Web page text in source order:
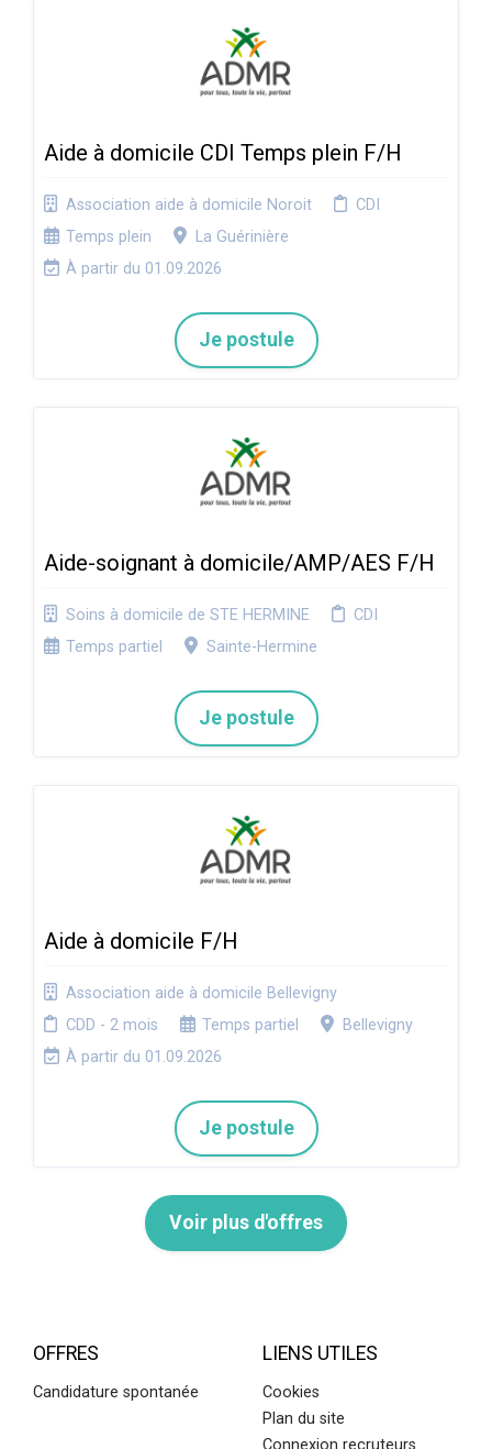
Aide à domicile CDI Temps plein F/H
Association aide à domicile Noroit
CDI
Temps plein
La Guérinière
À partir du 01.09.2026
Je postule
Aide-soignant à domicile/AMP/AES F/H
Soins à domicile de STE HERMINE
CDI
Temps partiel
Sainte-Hermine
Je postule
Aide à domicile F/H
Association aide à domicile Bellevigny
CDD - 2 mois
Temps partiel
Bellevigny
À partir du 01.09.2026
Je postule
Voir plus d'offres
OFFRES
Candidature spontanée
LIENS UTILES
Cookies
Plan du site
Connexion recruteurs